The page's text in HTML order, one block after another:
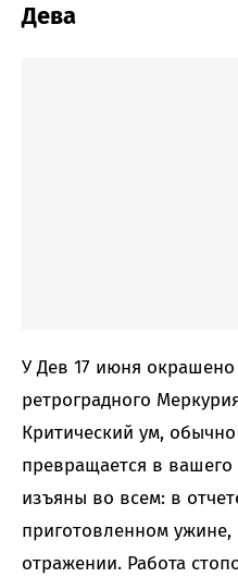
Дева
У Дев 17 июня
ретроградного
Критический ум,
превращается в вашего
изъяны во всем: в
приготовленном ужине,
отражении. Работа